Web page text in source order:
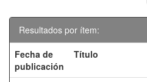
Resultados por ítem:
Fecha de
publicación
Título